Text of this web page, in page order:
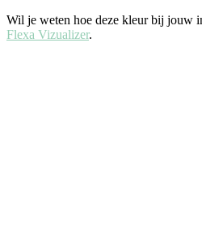
Wil je weten hoe deze kleur bij jouw
Flexa Vizualizer.